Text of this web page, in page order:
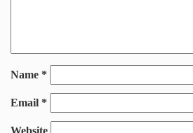
Name *
Email *